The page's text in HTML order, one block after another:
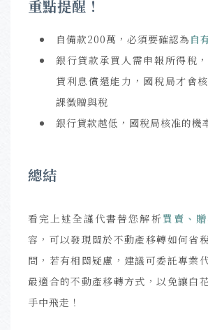
重點提醒！
自備款200萬，必須要確認為 自
銀行貸款承買人需申報所得稅
貸利息償還能力，國稅局才會
課徵贈與稅
銀行貸款越低，國稅局核准的機
總結
看完上述全謹代書替您解析 買賣、
容，可以發現關於不動產移轉如何省
問，若有相關疑慮，建議可委託專業
最適合的不動產移轉方式，以免讓白
手中飛走！